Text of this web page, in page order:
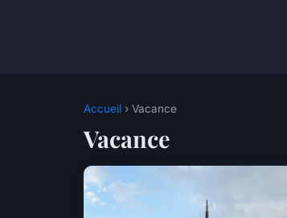
Accueil › Vacance
Vacance